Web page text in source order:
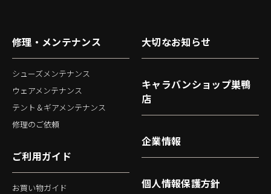
修理・メンテナンス
シューズメンテナンス
ウェアメンテナンス
テント＆ギアメンテナンス
修理のご依頼
ご利用ガイド
お買い物ガイド
大切なお知らせ
キャラバンショップ巣鴨
店
企業情報
個人情報保護方針